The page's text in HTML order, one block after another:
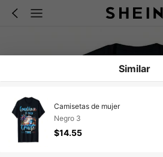
Similar
Camisetas de mujer
Negro 3
$14.55